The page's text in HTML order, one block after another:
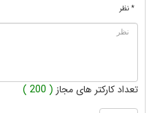
* نظر
تعداد کارکتر های مجاز ( 200 )